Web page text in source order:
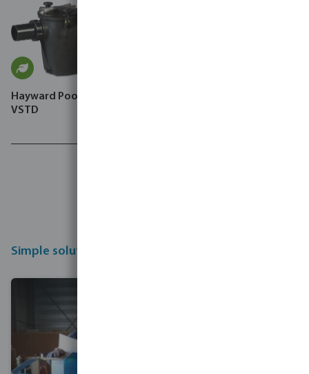
Hayward Poolpumpe, RS II
VSTD
Simple solutions for renewing a pool